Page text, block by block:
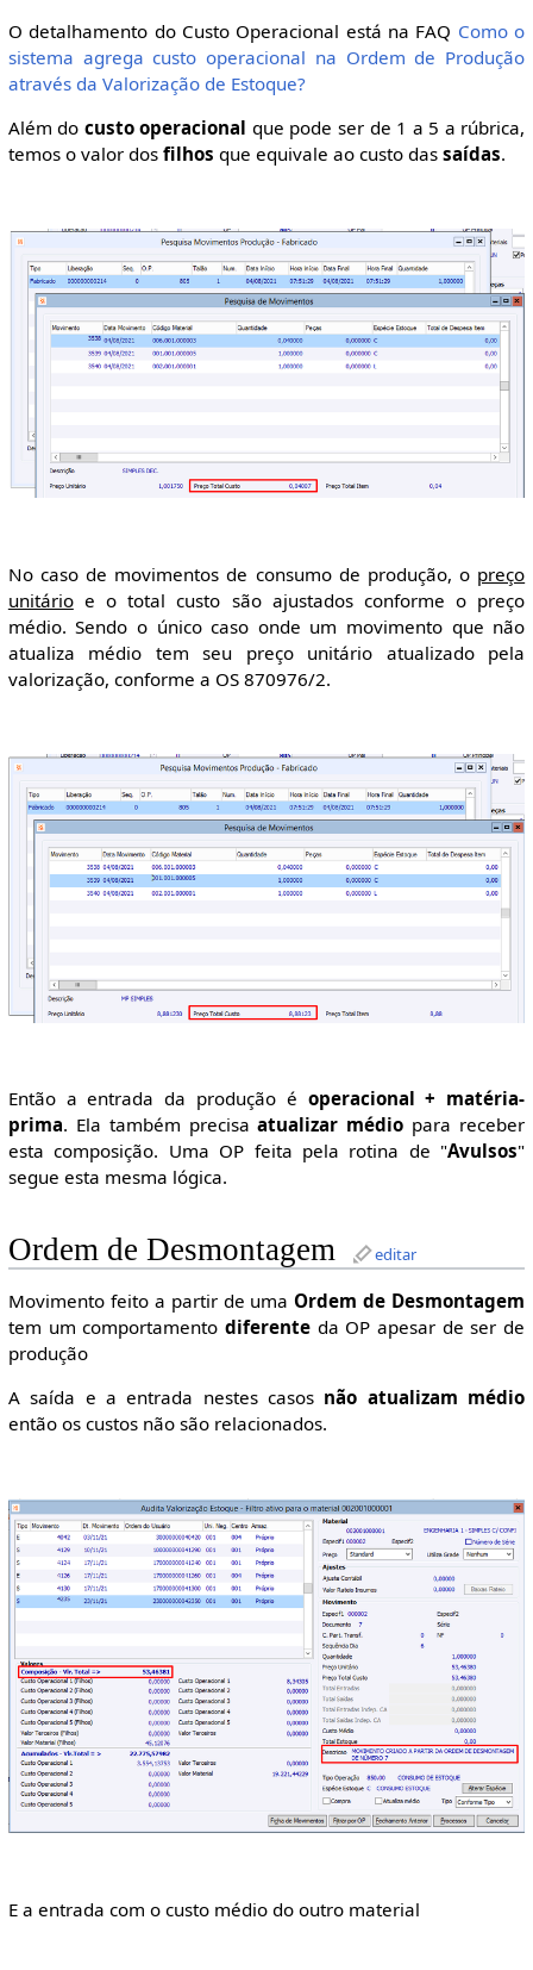
O detalhamento do Custo Operacional está na FAQ Como o
sistema agrega custo operacional na Ordem de Produção
através da Valorização de Estoque?
Além do custo operacional que pode ser de 1 a 5 a rúbrica,
temos o valor dos filhos que equivale ao custo das saídas.
No caso de movimentos de consumo de produção, o preço
unitárioe o total custo são ajustados conforme o preço
médio. Sendo o único caso onde um movimento que não
atualiza médio tem seu preço unitário atualizado pela
valorização, conforme a OS 870976/2.
Então a entrada da produção é operacional + matéria-
prima. Ela também precisaatualizar médio para receber
esta composição. Uma OP feita pela rotina de "Avulsos"
segue esta mesma lógica.
Ordem de Desmontagem editar
Movimento feito a partir de uma Ordem de Desmontagem
tem um comportamento diferenteda OP apesar de ser de
produção
A saída e a entrada nestes casos não atualizam médio
então os custos não são relacionados.
E a entrada com o custo médio do outro material